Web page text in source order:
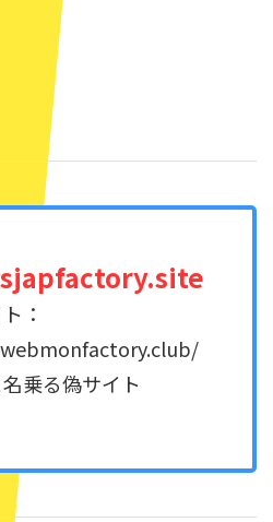
：
乗る偽サイト